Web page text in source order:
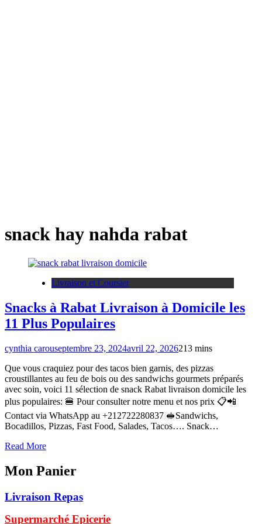
snack hay nahda rabat
Livraison et Coursier
Snacks à Rabat Livraison à Domicile les
11 Plus Populaires
cynthia carouseptembre 23, 2024avril 22, 2026213 mins
Que vous craquiez pour des tacos bien garnis, des pizzas
croustillantes au feu de bois ou des sandwichs gourmets préparés
avec soin, voici 11 sélection de snack Rabat livraison domicile les
plus populaires: 🍔 Pour consulter notre menu et nos prix 📋📲
Contact via WhatsApp au +212722280837 🥪Sandwichs,
Bocadillos, Pizzas, Fast Food, Salades, Tacos…. Snack…
Read More
Mon Panier
Livraison Repas
Supermarché Epicerie